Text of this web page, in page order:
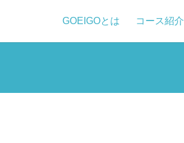
GOEIGOとは コース紹介